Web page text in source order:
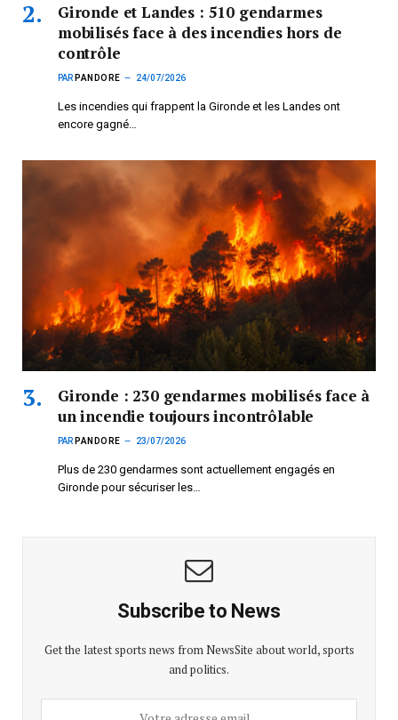
Gironde et Landes : 510 gendarmes
mobilisés face à des incendies hors de
contrôle
PAR PANDORE 24/07/2026
Les incendies qui frappent la Gironde et les Landes ont
encore gagné…
Gironde : 230 gendarmes mobilisés face à
un incendie toujours incontrôlable
PAR PANDORE 23/07/2026
Plus de 230 gendarmes sont actuellement engagés en
Gironde pour sécuriser les…
Subscribe to News
Get the latest sports news from NewsSite about world, sports
and politics.